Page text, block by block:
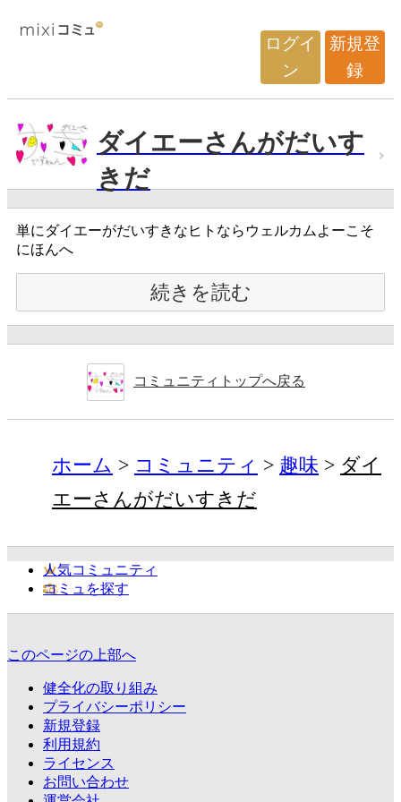
ログイ
ン
新規登
録
ダイエーさんがだいす
きだ
単にダイエーがだいすきなヒトならウェルカムよーこそ
にほんへ
続きを読む
コミュニティトップへ戻る
ホーム コミュニティ 趣味
ダイ
エーさんがだいすきだ
人気コミュニティ
コミュを探す
このページの上部へ
健全化の取り組み
プライバシーポリシー
新規登録
利用規約
ライセンス
お問い合わせ